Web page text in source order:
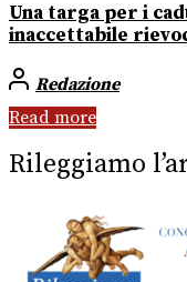
Una targa per i
inaccettabile
Redazione
Read more
Rileggiamo